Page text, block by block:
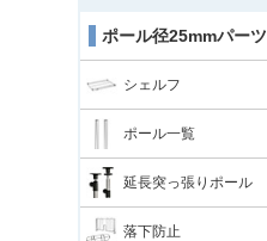
ポール径25mmパーツ
シェルフ
ポール一覧
延長突っ張りポール
落下防止